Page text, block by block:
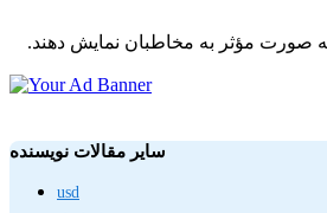
صورت مؤثر به مخاطبان نمایش دهند.
سایر مقالات نویسنده
usd